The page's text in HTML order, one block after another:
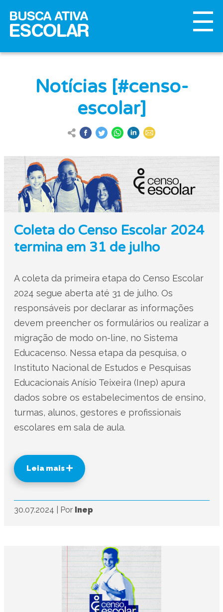
Notícias [#censo-
escolar]
Coleta do Censo Escolar 2024
termina em 31 de julho
A coleta da primeira etapa do Censo Escolar
2024 segue aberta até 31 de julho. Os
responsáveis por declarar as informações
devem preencher os formulários ou realizar a
migração de modo on-line, no Sistema
Educacenso. Nessa etapa da pesquisa, o
Instituto Nacional de Estudos e Pesquisas
Educacionais Anísio Teixeira (Inep) apura
dados sobre os estabelecimentos de ensino,
turmas, alunos, gestores e profissionais
escolares em sala de aula.
Leia mais
30.07.2024 Por Inep